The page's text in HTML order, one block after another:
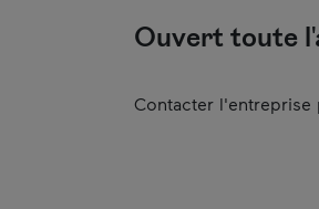
Ouvert toute
Contacter